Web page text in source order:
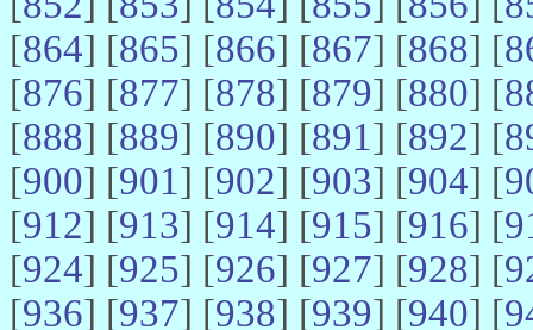
[864] [865] [866] [867] [868] [
[876] [877] [878] [879] [880] [
[888] [889] [890] [891] [892] [
[900] [901] [902] [903] [904] [
[912] [913] [914] [915] [916] [
[924] [925] [926] [927] [928] [
[936] [937] [938] [939] [940] [